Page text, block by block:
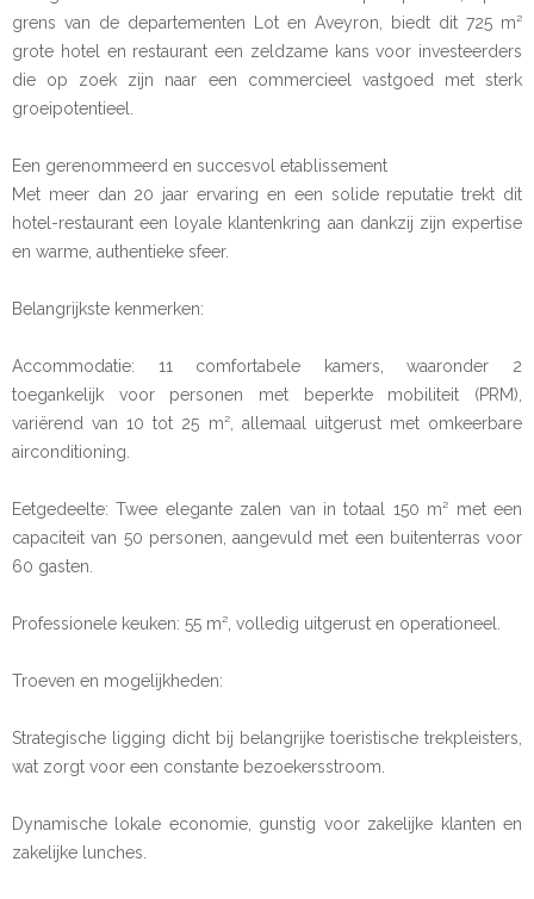
grens van de departementen Lot en Aveyron, biedt dit 725 m²
grote hotel en restaurant een zeldzame kans voor investeerders
die op zoek zijn naar een commercieel vastgoed met sterk
groeipotentieel.
Een gerenommeerd en succesvol etablissement
Met meer dan 20 jaar ervaring en een solide reputatie trekt dit
hotel-restaurant een loyale klantenkring aan dankzij zijn expertise
en warme, authentieke sfeer.
Belangrijkste kenmerken:
Accommodatie: 11 comfortabele kamers, waaronder 2
toegankelijk voor personen met beperkte mobiliteit (PRM),
variërend van 10 tot 25 m², allemaal uitgerust met omkeerbare
airconditioning.
Eetgedeelte: Twee elegante zalen van in totaal 150 m² met een
capaciteit van 50 personen, aangevuld met een buitenterras voor
60 gasten.
Professionele keuken: 55 m², volledig uitgerust en operationeel.
Troeven en mogelijkheden:
Strategische ligging dicht bij belangrijke toeristische trekpleisters,
wat zorgt voor een constante bezoekersstroom.
Dynamische lokale economie, gunstig voor zakelijke klanten en
zakelijke lunches.